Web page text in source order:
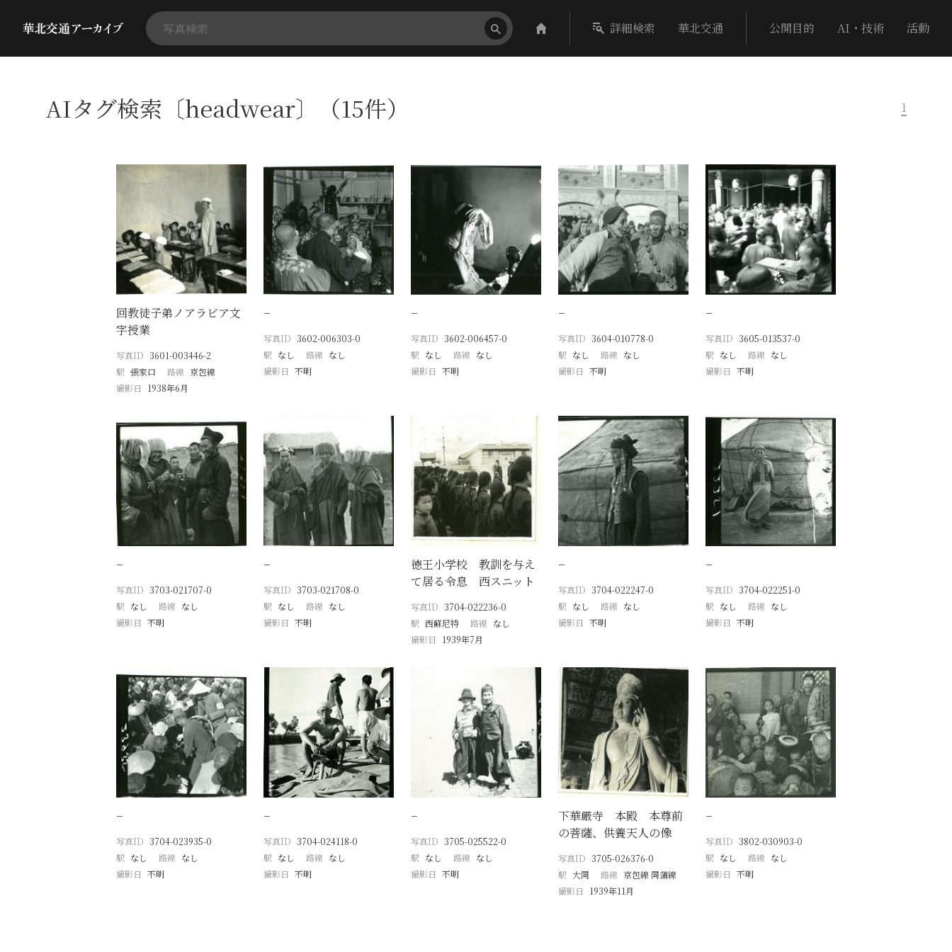
詳細検索 華北交通 公開目的 AI・技術 活動
AIタグ検索〔headwear〕（15件） 1
回教徒子弟ノアラビア文
字授業
写真ID 3601-003446-2
駅 張家口 路線 京包線
撮影日
1938年6月
−
写真ID 3602-006303-0
駅 なし 路線 なし
撮影日 不明
−
写真ID 3602-006457-0
駅 なし 路線 なし
撮影日 不明
−
写真ID 3604-010778-0
駅 なし 路線 なし
撮影日 不明
−
写真ID 3605-013537-0
駅 なし 路線 なし
撮影日 不明
−
写真ID 3703-021707-0
駅 なし 路線 なし
撮影日 不明
−
写真ID 3703-021708-0
駅 なし 路線 なし
撮影日 不明
徳王小学校 教訓を与え
て居る令息 西スニット
写真ID 3704-022236-0
駅 西蘇尼特 路線 なし
撮影日
1939年7月
−
写真ID 3704-022247-0
駅 なし 路線 なし
撮影日 不明
−
写真ID 3704-022251-0
駅 なし 路線 なし
撮影日 不明
−
写真ID 3704-023935-0
駅 なし 路線 なし
撮影日 不明
−
写真ID 3704-024118-0
駅 なし 路線 なし
撮影日 不明
−
写真ID 3705-025522-0
駅 なし 路線 なし
撮影日 不明
下華厳寺 本殿 本尊前
の菩薩、供養天人の像
写真ID 3705-026376-0
駅 大同 路線 京包線 同蒲線
撮影日
1939年11月
−
写真ID 3802-030903-0
駅 なし 路線 なし
撮影日 不明